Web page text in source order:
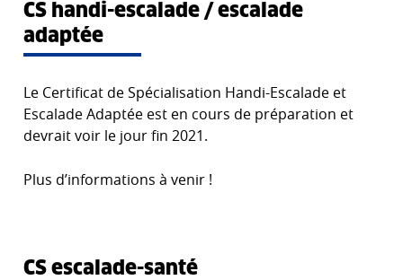
CS handi-escalade / escalade
adaptée
Le Certificat de Spécialisation Handi-Escalade et
Escalade Adaptée est en cours de préparation et
devrait voir le jour fin 2021.
Plus d’informations à venir !
CS escalade-santé